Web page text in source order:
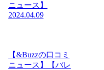
ニュース】
2024.04.09
【&Buzzの口コミ
ニュース】【バレ